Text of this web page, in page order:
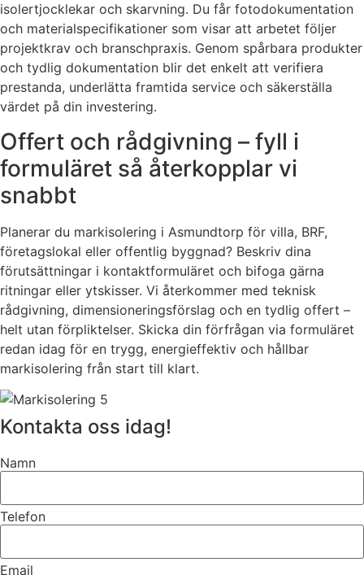
isolertjocklekar och skarvning. Du får fotodokumentation
och materialspecifikationer som visar att arbetet följer
projektkrav och branschpraxis. Genom spårbara produkter
och tydlig dokumentation blir det enkelt att verifiera
prestanda, underlätta framtida service och säkerställa
värdet på din investering.
Offert och rådgivning – fyll i
formuläret så återkopplar vi
snabbt
Planerar du markisolering i Asmundtorp för villa, BRF,
företagslokal eller offentlig byggnad? Beskriv dina
förutsättningar i kontaktformuläret och bifoga gärna
ritningar eller ytskisser. Vi återkommer med teknisk
rådgivning, dimensioneringsförslag och en tydlig offert –
helt utan förpliktelser. Skicka din förfrågan via formuläret
redan idag för en trygg, energieffektiv och hållbar
markisolering från start till klart.
Kontakta oss idag!
Namn
Telefon
Email